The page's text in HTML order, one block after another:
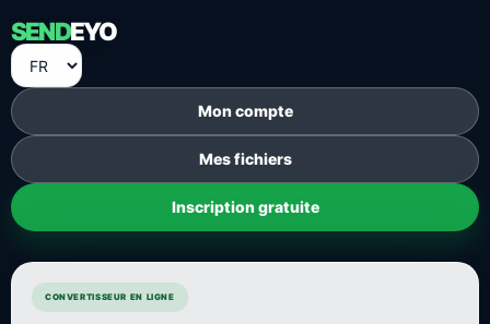
SENDEYO
Mon compte
Mes fichiers
Inscription gratuite
CONVERTISSEUR EN LIGNE